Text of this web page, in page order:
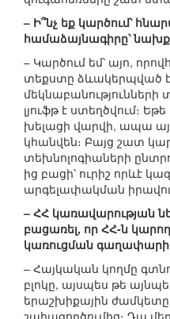
– Ի՞նչ եք կարծում՝
համաձայնագիրը՝
– Կարծում եմ՝ այո,
տեքստը ձևակերպված է
մեկնաբանությունների
լյուֆթ է ստեղծվում։
խելացի վարվի, ապա
կհանվեն։ Բայց շատ
տեխնոլոգիաների
ից բացի՝ ուրիշ որևէ
արգելափակման
– ՀՀ կառավարության
բացառել, որ ՀՀ-ն
կառուցման
– Հայկական կողմը
բլոկը, այսպես թե
երաշխիքային ժամկետը